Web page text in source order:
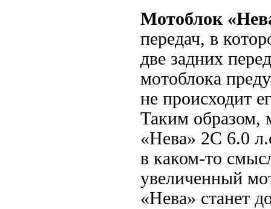
Мотоблок
передач, в
две задних
мотоблока
не происходит
Таким образом,
«Нева» 2С 6.0
в каком-то
увеличенный
«Нева» станет